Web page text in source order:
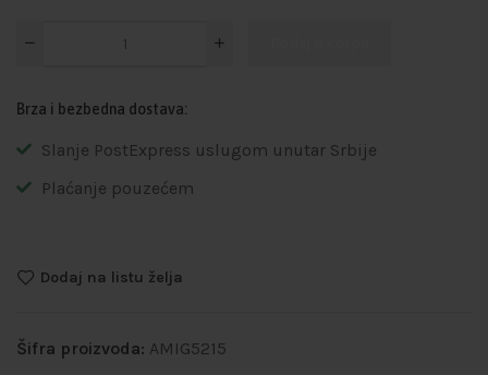
Brza i bezbedna dostava:
Slanje PostExpress uslugom unutar Srbije
Plaćanje pouzećem
Dodaj na listu želja
Šifra proizvoda: AMIG5215